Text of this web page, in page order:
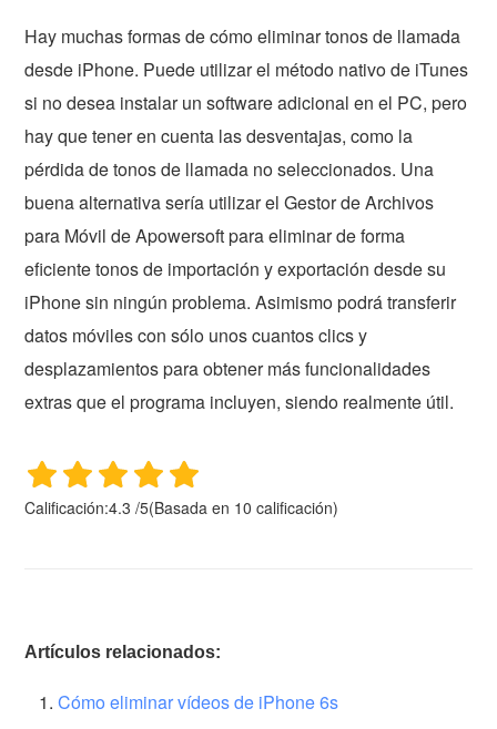
Hay muchas formas de cómo eliminar tonos de llamada
desde iPhone. Puede utilizar el método nativo de iTunes
si no desea instalar un software adicional en el PC, pero
hay que tener en cuenta las desventajas, como la
pérdida de tonos de llamada no seleccionados. Una
buena alternativa sería utilizar el Gestor de Archivos
para Móvil de Apowersoft para eliminar de forma
eficiente tonos de importación y exportación desde su
iPhone sin ningún problema. Asimismo podrá transferir
datos móviles con sólo unos cuantos clics y
desplazamientos para obtener más funcionalidades
extras que el programa incluyen, siendo realmente útil.
Calificación:4.3 /5(Basada en 10 calificación)
Artículos relacionados:
Cómo eliminar vídeos de iPhone 6s